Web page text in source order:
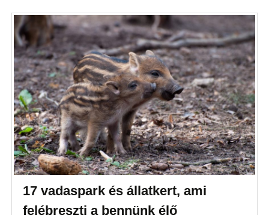
17 vadaspark és állatkert, ami
felébreszti a bennünk élő